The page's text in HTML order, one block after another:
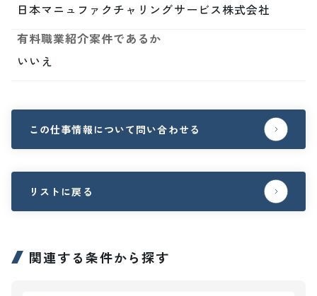
日本マニュファクチャリングサービス株式会社
有料職業紹介案件であるか
いいえ
この仕事情報について問い合わせる
リストに戻る
関連する条件から探す